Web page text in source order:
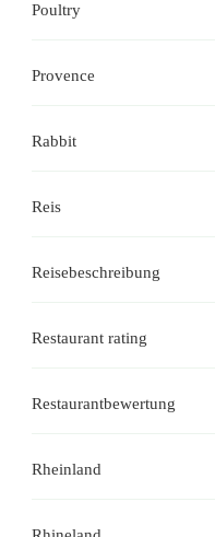
Poultry
Provence
Rabbit
Reis
Reisebeschreibung
Restaurant rating
Restaurantbewertung
Rheinland